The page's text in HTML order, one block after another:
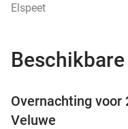
Elspeet
Overnachting voor
Veluwe